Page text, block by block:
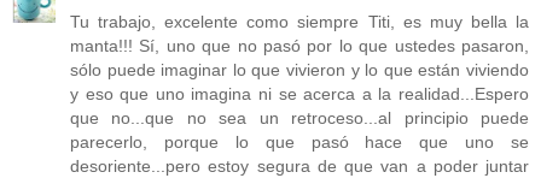
Tu trabajo, excelente como siempre Titi, es muy bella la
manta!!! Sí, uno que no pasó por lo que ustedes pasaron,
sólo puede imaginar lo que vivieron y lo que están viviendo
y eso que uno imagina ni se acerca a la realidad...Espero
que no...que no sea un retroceso...al principio puede
parecerlo, porque lo que pasó hace que uno se
desoriente...pero estoy segura de que van a poder juntar